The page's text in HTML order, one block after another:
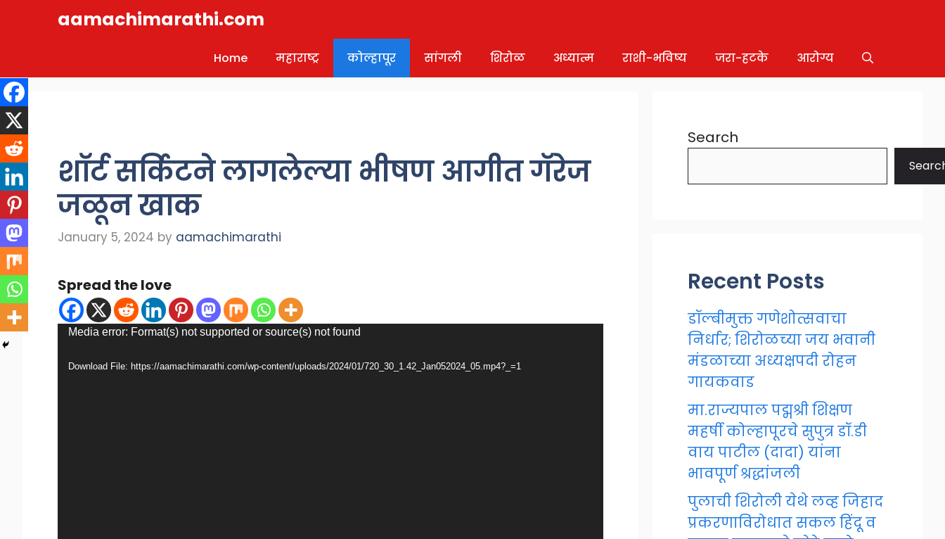
aamachimarathi.com
Home महाराष्ट्र कोल्हापूर सांगली शिरोळ अध्यात्म राशी-भविष्य जरा-हटके आरोग्य
शाॅर्ट सर्किटने लागलेल्या भीषण आगीत गॅरेज
जळून खाक
January 5, 2024 by aamachimarathi
Spread the love
Video
Media error: Format(s) not supported or source(s) not found
Download File: https://aamachimarathi.com/wp-content/uploads/2024/01/720_30_1.42_Jan052024_05.mp4?_=1
Search
Recent Posts
डॉल्बीमुक्त गणेशोत्सवाचा
निर्धार; शिरोळच्या जय भवानी
मंडळाच्या अध्यक्षपदी रोहन
गायकवाड
मा.राज्यपाल पद्मश्री शिक्षण
महर्षी कोल्हापूरचे सुपुत्र डॉ.डी
वाय पाटील (दादा) यांना
भावपूर्ण श्रद्धांजली
पुलाची शिरोली येथे लव्ह जिहाद
प्रकरणाविरोधात सकल हिंदू व